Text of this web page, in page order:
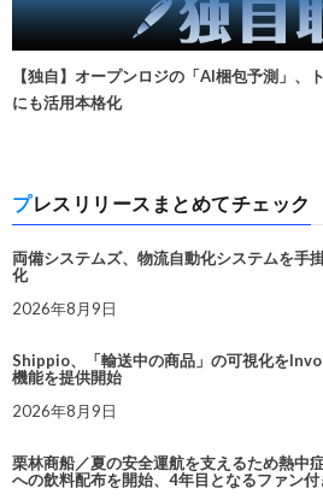
【独自】オープンロジの「AI梱包予測」、
にも活用本格化
プレスリリースまとめてチェック
両備システムズ、物流自動化システムを手
化
2026年8月9日
Shippio、「輸送中の商品」の可視化を
機能を提供開始
2026年8月9日
栗林商船／夏の安全運航を支えるため熱中
への飲料配布を開始、4年目となるファン